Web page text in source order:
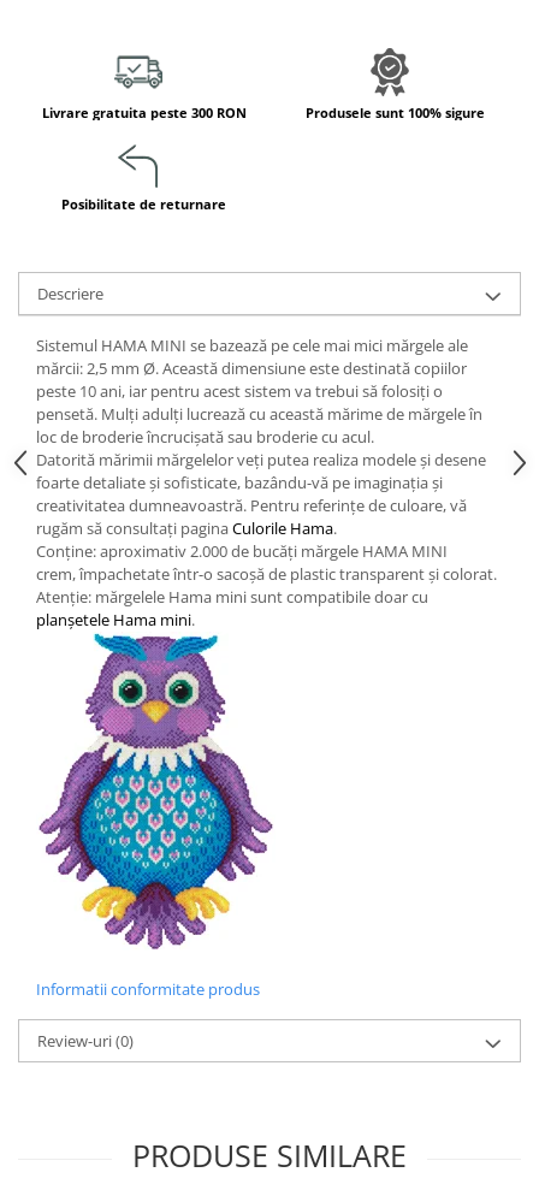
Dezvoltare vestibulara
Jucarii de echilibru
Mingi terapeutice
Module din burete
Motricitate fina
Recunoasterea formelor
Saltele
Trasee de motricitate
Wellness
Diverse jucarii educative
Apa si nisip
Dezvoltarea limbajului
Figurine
Mobilier gradinita
Montessori
Spații de joacă
Educatie inovativa
Comunicare
Dezvoltare timpurie
Experimente
Forme
Joc imaginativ
Jucării interactive
Lumina
Lumini si culori
Pregătirea scrierii de mână
Secventialitate
Mărgele de călcat HAMA
Livrare gratuita peste 300 RON Produsele sunt 100% sigure
Posibilitate de returnare
Descriere
Sistemul HAMA MINI se bazează pe cele mai mici mărgele ale
mărcii: 2,5 mm Ø. Această dimensiune este destinată copiilor
peste 10 ani, iar pentru acest sistem va trebui să folosiți o
pensetă. Mulți adulți lucrează cu această mărime de mărgele în
loc de broderie încrucișată sau broderie cu acul.
Datorită mărimii mărgelelor veți putea realiza modele și desene
foarte detaliate și sofisticate, bazându-vă pe imaginația și
creativitatea dumneavoastră. Pentru referințe de culoare, vă
rugăm să consultați paginaCulorile Hama.
Conține: aproximativ 2.000 de bucăți mărgele HAMA MINI
crem, împachetate într-o sacoșă de plastic transparent și colorat.
Atenție: mărgelele Hama mini sunt compatibile doar cu
planșetele Hama mini.
Informatii conformitate produs
Review-uri(0)
PRODUSE SIMILARE